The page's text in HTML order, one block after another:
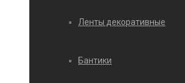
Ленты декоративные
Бантики